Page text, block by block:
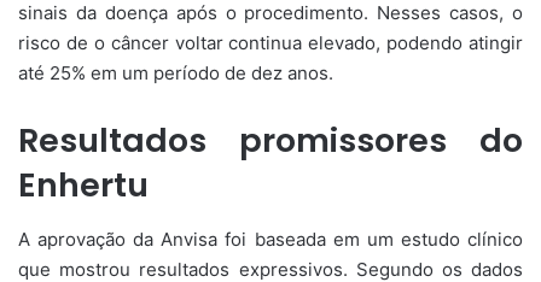
sinais da doença após o procedimento. Nesses casos, o
risco de o câncer voltar continua elevado, podendo atingir
até 25% em um período de dez anos.
Resultados promissores do
Enhertu
A aprovação da Anvisa foi baseada em um estudo clínico
que mostrou resultados expressivos. Segundo os dados